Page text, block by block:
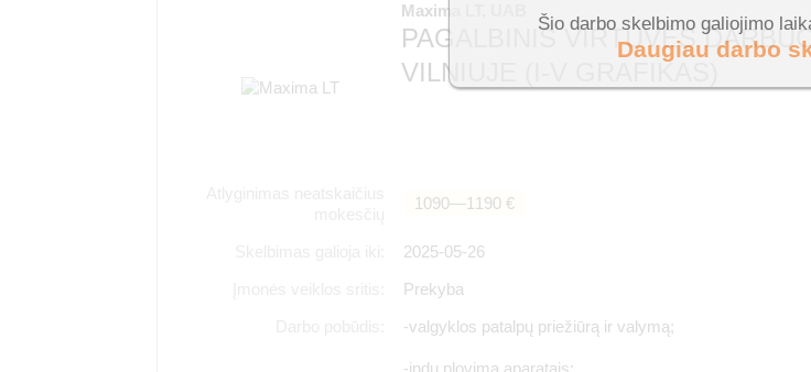
Maxima LT, UAB
PAGALBINIS VIRTUVĖS
VILNIUJE (I-V GRAFIKAS)
1090―1190 €
2025-05-26
Prekyba
-valgyklos patalpų priežiūrą ir valymą;
Šio darbo skelbimo galiojimo
Daugiau darbo